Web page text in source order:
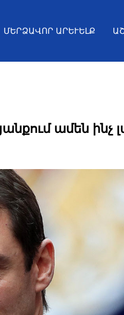
ՄԵՐՁԱՎՈՐ ԱՐԵՒԵԼՔ
ամեն ինչ